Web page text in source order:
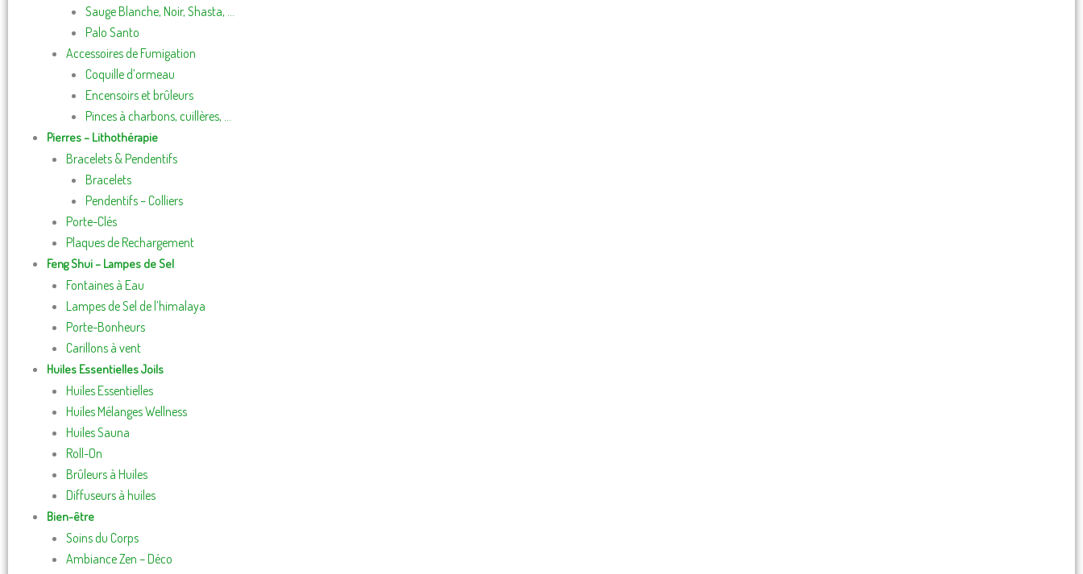
Sauge Blanche, Noir, Shasta, …
Palo Santo
Accessoires de Fumigation
Coquille d’ormeau
Encensoirs et brûleurs
Pinces à charbons, cuillères, …
Pierres – Lithothérapie
Bracelets & Pendentifs
Bracelets
Pendentifs – Colliers
Porte-Clés
Plaques de Rechargement
Feng Shui – Lampes de Sel
Fontaines à Eau
Lampes de Sel de l’himalaya
Porte-Bonheurs
Carillons à vent
Huiles Essentielles Joils
Huiles Essentielles
Huiles Mélanges Wellness
Huiles Sauna
Roll-On
Brûleurs à Huiles
Diffuseurs à huiles
Bien-être
Soins du Corps
Ambiance Zen – Déco